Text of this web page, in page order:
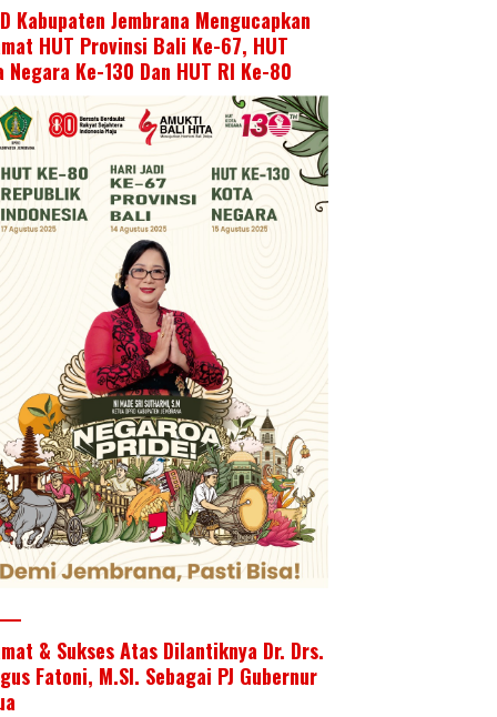
Kabupaten Jembrana Mengucapkan
HUT Provinsi Bali Ke-67, HUT
Negara Ke-130 Dan HUT RI Ke-80
& Sukses Atas Dilantiknya Dr. Drs.
Fatoni, M.SI. Sebagai PJ Gubernur